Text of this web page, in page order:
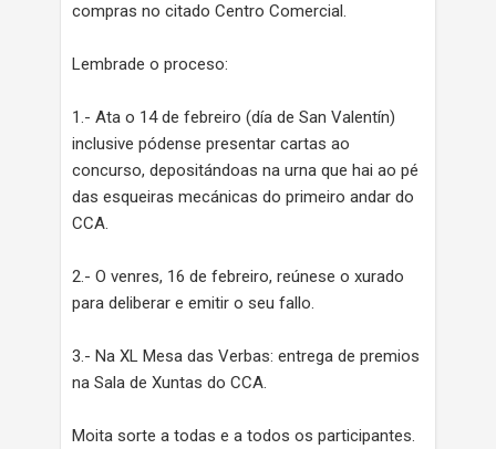
compras no citado Centro Comercial.
Lembrade o proceso:
1.- Ata o 14 de febreiro (día de San Valentín)
inclusive pódense presentar cartas ao
concurso, depositándoas na urna que hai ao pé
das esqueiras mecánicas do primeiro andar do
CCA.
2.- O venres, 16 de febreiro, reúnese o xurado
para deliberar e emitir o seu fallo.
3.- Na XL Mesa das Verbas: entrega de premios
na Sala de Xuntas do CCA.
Moita sorte a todas e a todos os participantes.